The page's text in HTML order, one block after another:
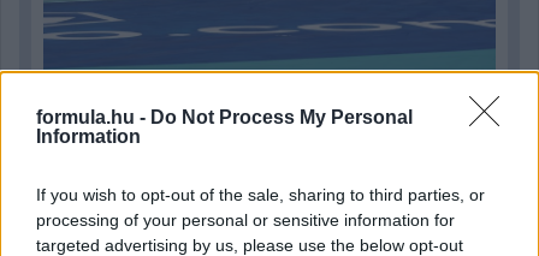
formula.hu - Do Not Process My Personal
Information
If you wish to opt-out of the sale, sharing to third parties, or
processing of your personal or sensitive information for
targeted advertising by us, please use the below opt-out
4 órája
F1-es nyári szünetben